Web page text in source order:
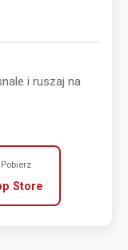
i ruszaj na
Pobierz
Store